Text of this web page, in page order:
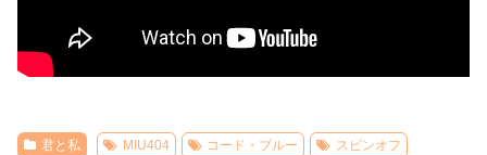
君と私 MIU404 コード・ブルー スピンオフ